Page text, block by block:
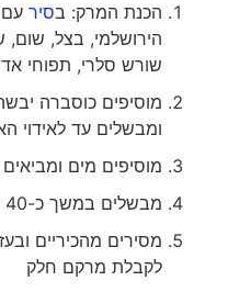
הכנת המרק: בסירעם
הירושלמי, בצל, שום,
שורש סלרי, תפוחי
מוסיפים כוסברה יבשה,
ומבשלים עד לאידוי
מוסיפים מים ומביאים
מבשלים במשך כ-40 דקות עד לריכוך השורשים
מסירים מהכיריים
לקבלת מרקם חלק